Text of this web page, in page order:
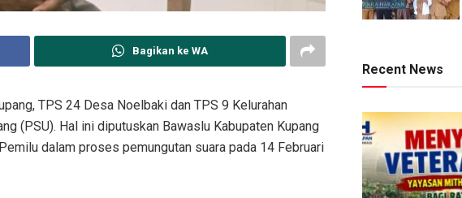
Bagikan ke WA
TPS 24 Desa Noelbaki dan TPS 9 Kelurahan
(PSU). Hal ini diputuskan Bawaslu Kabupaten Kupang
dalam proses pemungutan suara pada 14 Februari
Recent News